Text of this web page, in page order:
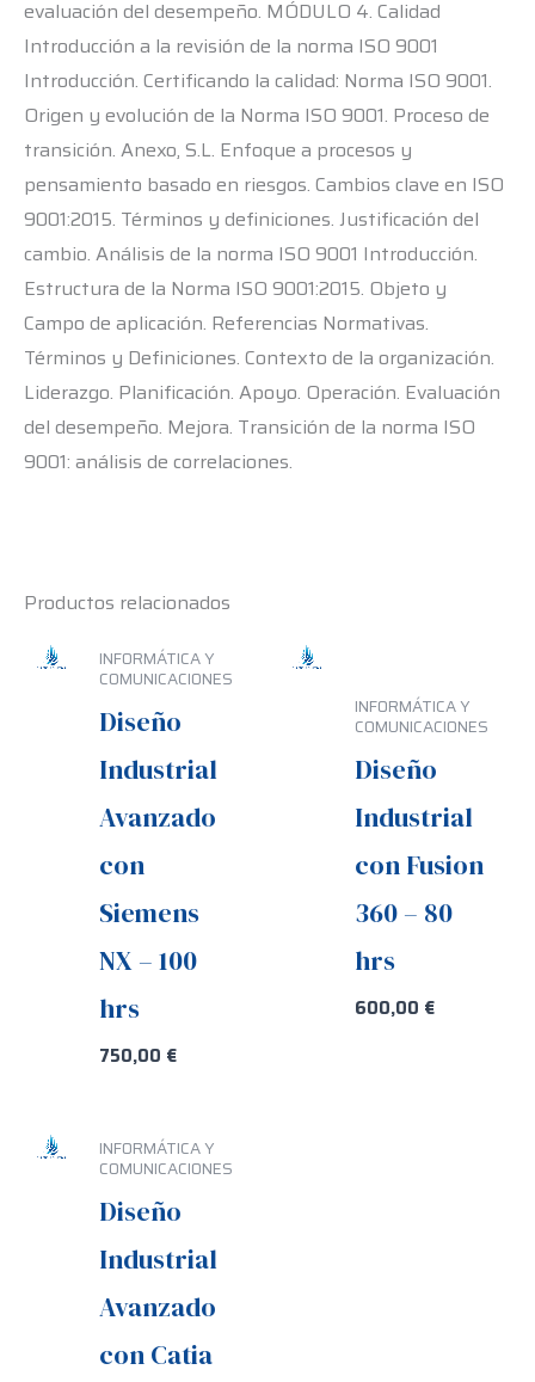
evaluación del desempeño. MÓDULO 4. Calidad
Introducción a la revisión de la norma ISO 9001
Introducción. Certificando la calidad: Norma ISO 9001.
Origen y evolución de la Norma ISO 9001. Proceso de
transición. Anexo, S.L. Enfoque a procesos y
pensamiento basado en riesgos. Cambios clave en ISO
9001:2015. Términos y definiciones. Justificación del
cambio. Análisis de la norma ISO 9001 Introducción.
Estructura de la Norma ISO 9001:2015. Objeto y
Campo de aplicación. Referencias Normativas.
Términos y Definiciones. Contexto de la organización.
Liderazgo. Planificación. Apoyo. Operación. Evaluación
del desempeño. Mejora. Transición de la norma ISO
9001: análisis de correlaciones.
Productos relacionados
INFORMÁTICA Y
COMUNICACIONES
Diseño
Industrial
Avanzado
con
Siemens
NX – 100
hrs
750,00 €
INFORMÁTICA Y
COMUNICACIONES
Diseño
Industrial
con Fusion
360 – 80
hrs
600,00 €
INFORMÁTICA Y
COMUNICACIONES
Diseño
Industrial
Avanzado
con Catia